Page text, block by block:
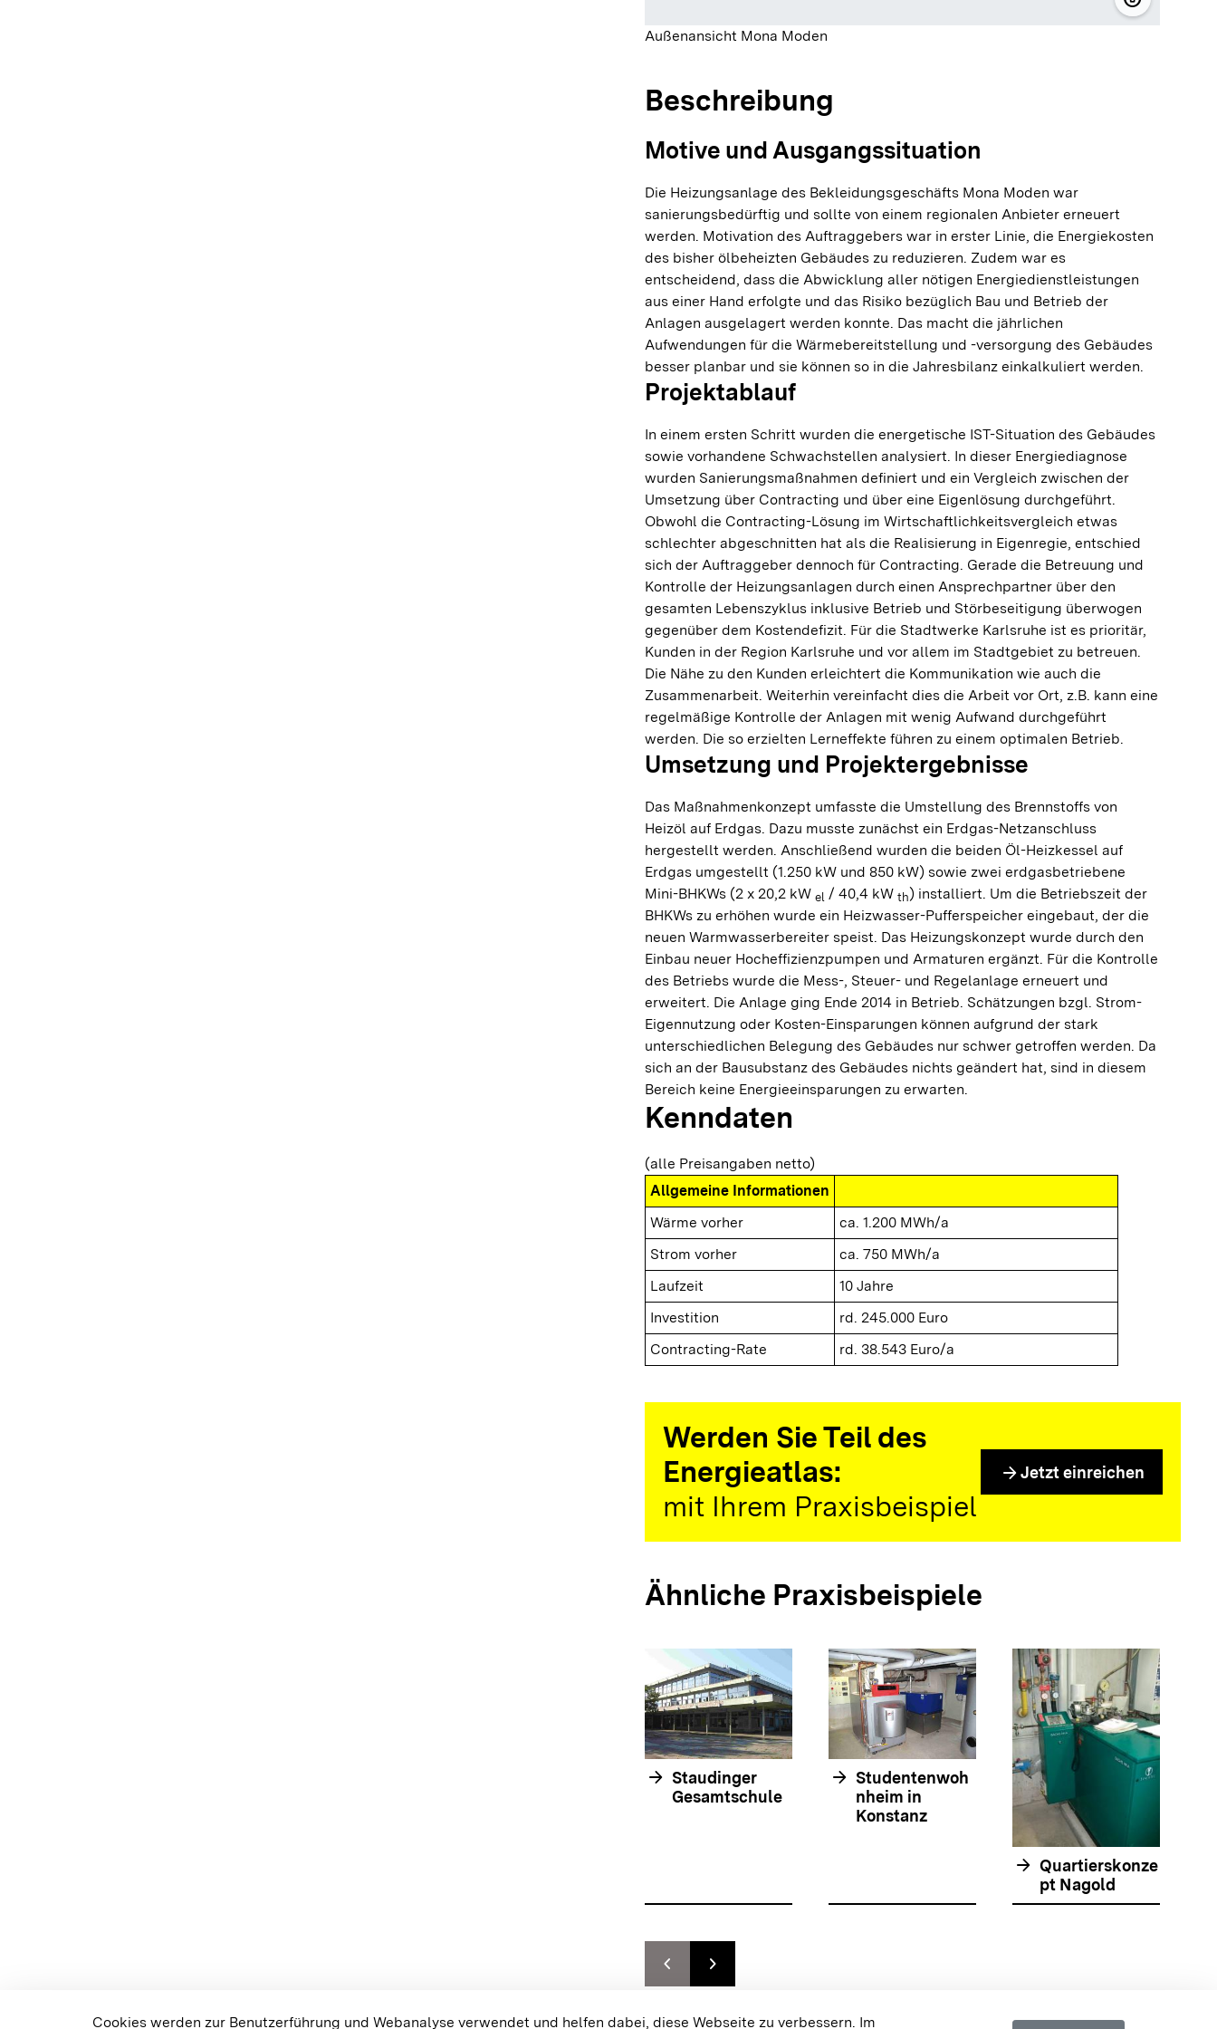
©
Außenansicht Mona Moden
Beschreibung
Motive und Ausgangssituation
Die Heizungsanlage des Bekleidungsgeschäfts Mona Moden war
sanierungsbedürftig und sollte von einem regionalen Anbieter erneuert
werden. Motivation des Auftraggebers war in erster Linie, die Energiekosten
des bisher ölbeheizten Gebäudes zu reduzieren. Zudem war es
entscheidend, dass die Abwicklung aller nötigen Energiedienstleistungen
aus einer Hand erfolgte und das Risiko bezüglich Bau und Betrieb der
Anlagen ausgelagert werden konnte. Das macht die jährlichen
Aufwendungen für die Wärmebereitstellung und -versorgung des Gebäudes
besser planbar und sie können so in die Jahresbilanz einkalkuliert werden.
Projektablauf
In einem ersten Schritt wurden die energetische IST-Situation des Gebäudes
sowie vorhandene Schwachstellen analysiert. In dieser Energiediagnose
wurden Sanierungsmaßnahmen definiert und ein Vergleich zwischen der
Umsetzung über Contracting und über eine Eigenlösung durchgeführt.
Obwohl die Contracting-Lösung im Wirtschaftlichkeitsvergleich etwas
schlechter abgeschnitten hat als die Realisierung in Eigenregie, entschied
sich der Auftraggeber dennoch für Contracting. Gerade die Betreuung und
Kontrolle der Heizungsanlagen durch einen Ansprechpartner über den
gesamten Lebenszyklus inklusive Betrieb und Störbeseitigung überwogen
gegenüber dem Kostendefizit. Für die Stadtwerke Karlsruhe ist es prioritär,
Kunden in der Region Karlsruhe und vor allem im Stadtgebiet zu betreuen.
Die Nähe zu den Kunden erleichtert die Kommunikation wie auch die
Zusammenarbeit. Weiterhin vereinfacht dies die Arbeit vor Ort, z.B. kann eine
regelmäßige Kontrolle der Anlagen mit wenig Aufwand durchgeführt
werden. Die so erzielten Lerneffekte führen zu einem optimalen Betrieb.
Umsetzung und Projektergebnisse
Das Maßnahmenkonzept umfasste die Umstellung des Brennstoffs von
Heizöl auf Erdgas. Dazu musste zunächst ein Erdgas-Netzanschluss
hergestellt werden. Anschließend wurden die beiden Öl-Heizkessel auf
Erdgas umgestellt (1.250 kW und 850 kW) sowie zwei erdgasbetriebene
Mini-BHKWs (2 x 20,2 kW el / 40,4 kW th) installiert. Um die Betriebszeit der
BHKWs zu erhöhen wurde ein Heizwasser-Pufferspeicher eingebaut, der die
neuen Warmwasserbereiter speist. Das Heizungskonzept wurde durch den
Einbau neuer Hocheffizienzpumpen und Armaturen ergänzt. Für die Kontrolle
des Betriebs wurde die Mess-, Steuer- und Regelanlage erneuert und
erweitert. Die Anlage ging Ende 2014 in Betrieb. Schätzungen bzgl. Strom-
Eigennutzung oder Kosten-Einsparungen können aufgrund der stark
unterschiedlichen Belegung des Gebäudes nur schwer getroffen werden. Da
sich an der Bausubstanz des Gebäudes nichts geändert hat, sind in diesem
Bereich keine Energieeinsparungen zu erwarten.
Kenndaten
(alle Preisangaben netto)
Allgemeine Informationen
Wärme vorher
ca. 1.200 MWh/a
Strom vorher
ca. 750 MWh/a
Laufzeit
10 Jahre
Investition
rd. 245.000 Euro
Contracting-Rate
rd. 38.543 Euro/a
Werden Sie Teil des
Energieatlas:
mit Ihrem Praxisbeispiel
arrow_forward Jetzt einreichen
Ähnliche Praxisbeispiele
arrow_forward Staudinger
Gesamtschule
arrow_forward Studentenwoh
nheim in
Konstanz
arrow_forward Quartierskonze
pt Nagold
chevron_leftZur vorhergehenden Folie springen
chevron_rightZur nächsten Folie springen
{{#displayPraxisbeispielMap}} {{{body}}} {{/displayPraxisbeispielMap}}
Cookies werden zur Benutzerführung und Webanalyse verwendet und helfen dabei, diese Webseite zu verbessern. Im